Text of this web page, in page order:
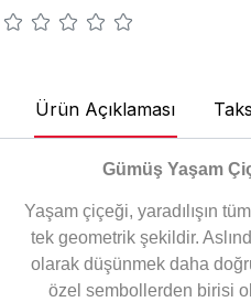
Ürün Açıklaması
Gümüş Yaşam
Yaşam çiçeği, yaradılışın
tek geometrik şekildir.
olarak düşünmek daha
özel sembollerden birisi